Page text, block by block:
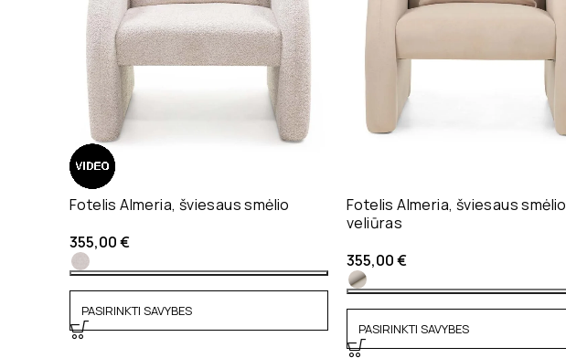
Fotelis Almeria, šviesaus smėlio
355,00€
PASIRINKTI SAVYBES
Fotelis Almeria, šviesaus smėlio
veliūras
355,00€
PASIRINKTI SAVYBES